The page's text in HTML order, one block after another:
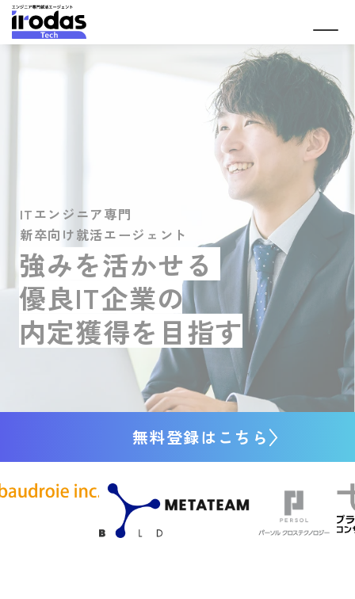
ITエンジニア専門
新卒向け就活エージェント
強みを活かせる
優良IT企業の
内定獲得を目指す
無料登録はこちら